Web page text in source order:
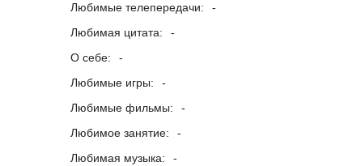
Любимые телепередачи:
-
Любимая цитата:
-
О себе:
-
Любимые игры:
-
Любимые фильмы:
-
Любимое занятие:
-
Любимая музыка:
-